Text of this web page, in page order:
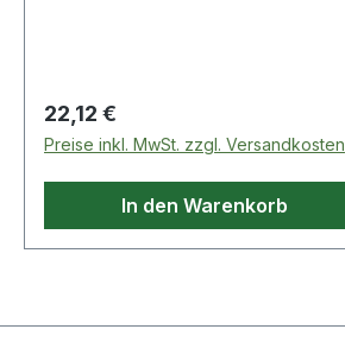
Regulärer Preis:
22,12 €
Preise inkl. MwSt. zzgl. Versandkosten
In den Warenkorb